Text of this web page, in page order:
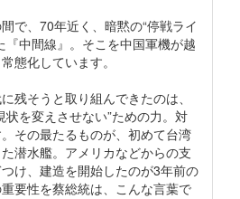
で、70年近く、暗黙の“停戦ライ
『中間線』。そこを中国軍機が越
態化しています。
残そうと取り組んできたのは、
状を変えさせない”ための力。対
その最たるものが、初めて台湾
潜水艦。アメリカなどからの支
け、建造を開始したのが3年前の
要性を蔡総統は、こんな言葉で